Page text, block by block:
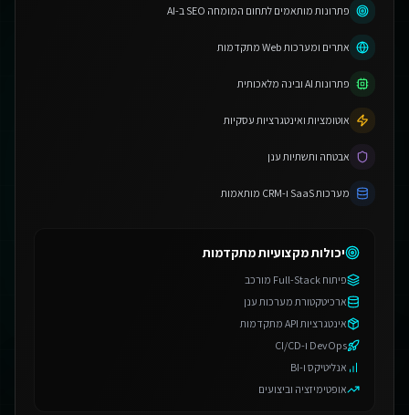
פתרונות מותאמים לתחום המומחה SEO ב-AI
אתרים ומערכות Web מתקדמות
פתרונות AI ובינה מלאכותית
אוטומציות ואינטגרציות עסקיות
אבטחה ותשתיות ענן
מערכות SaaS ו-CRM מותאמות
יכולות מקצועיות מתקדמות
פיתוח Full-Stack מורכב
ארכיטקטורת מערכות ענן
אינטגרציות API מתקדמות
DevOps ו-CI/CD
אנליטיקס ו-BI
אופטימיזציה וביצועים